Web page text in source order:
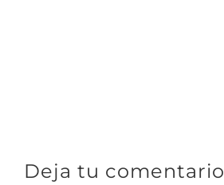
Deja tu comentario